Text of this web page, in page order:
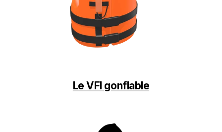
Le VFI gonflable